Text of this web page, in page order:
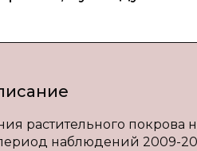
растительного
наблюдений 2009-